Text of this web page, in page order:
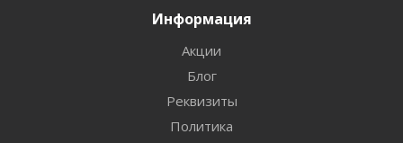
Информация
Акции
Блог
Реквизиты
Политика